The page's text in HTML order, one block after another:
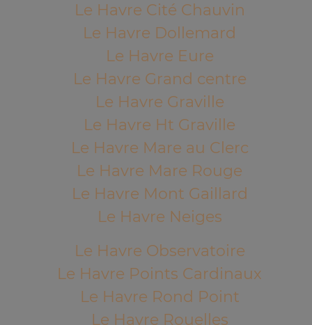
Le Havre Cité Chauvin
Le Havre Dollemard
Le Havre Eure
Le Havre Grand centre
Le Havre Graville
Le Havre Ht Graville
Le Havre Mare au Clerc
Le Havre Mare Rouge
Le Havre Mont Gaillard
Le Havre Neiges
Le Havre Observatoire
Le Havre Points Cardinaux
Le Havre Rond Point
Le Havre Rouelles